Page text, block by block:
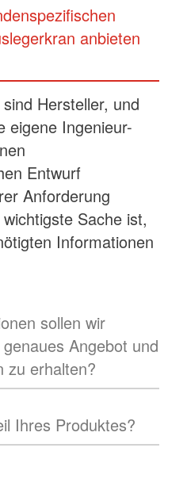
anbieten
Hersteller, und
eigene Ingenieur-
Entwurf
Anforderung
Sache ist,
Informationen
sollen wir
Angebot und
zu erhalten?
Ihres Produktes?